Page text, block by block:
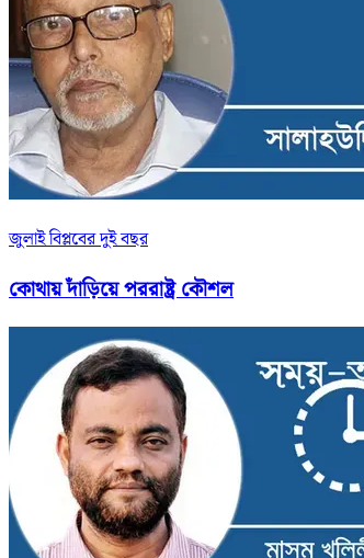
জুলাই বিপ্লবের দুই বছর
কোথায় দাঁড়িয়ে পররাষ্ট্র কৌশল